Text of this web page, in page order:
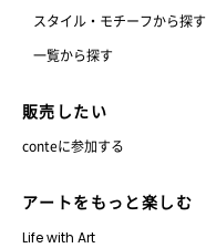
スタイル・モチーフから探す
一覧から探す
販売したい
conteに参加する
アートをもっと楽しむ
Life with Art